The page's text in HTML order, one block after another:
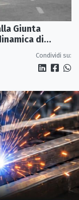
Giunta
di
Condividi su: